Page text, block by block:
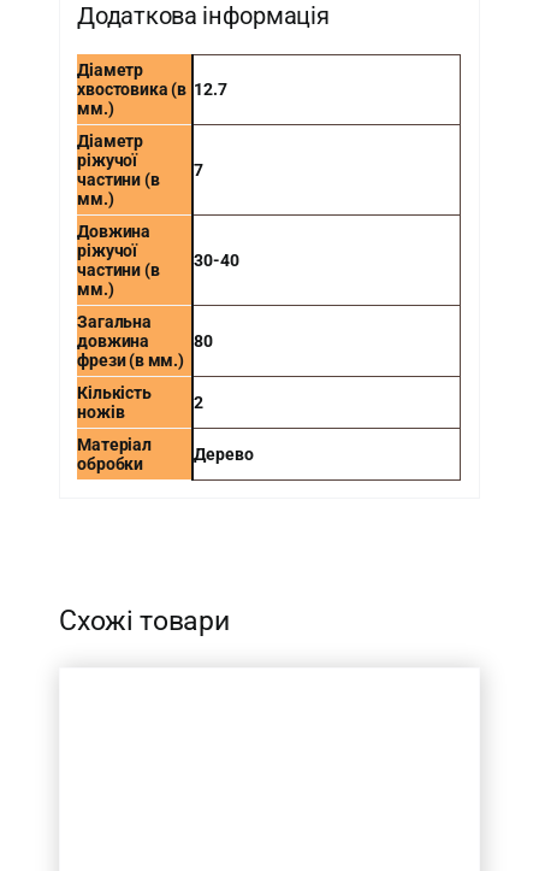
Додаткова інформація
Діаметр
хвостовика (в
мм.)
12.7
Діаметр
ріжучої
частини (в
мм.)
7
Довжина
ріжучої
частини (в
мм.)
30-40
Загальна
довжина
фрези (в мм.)
80
Кількість
ножів
2
Матеріал
обробки
Дерево
Схожі товари